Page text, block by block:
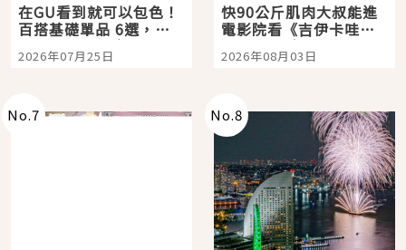
在GU看到就可以包色！
百搭基礎單品 6選，閉
眼全收也不心疼
2026年07月25日
快90公斤肌肉大叔能進
電影院看《吉伊卡哇》
嗎？日本重金屬樂團
「打首」會長與nagano
2026年08月03日
No.7 No.8